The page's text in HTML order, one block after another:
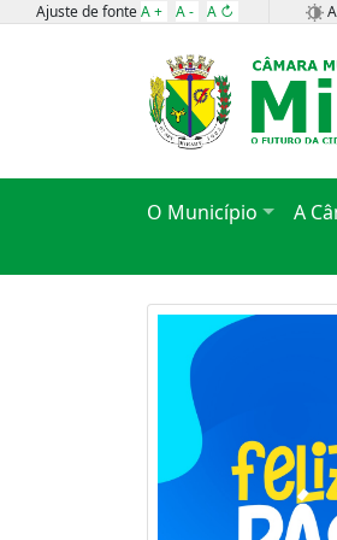
Ajuste de fonteA + A - A ↻
O Município A